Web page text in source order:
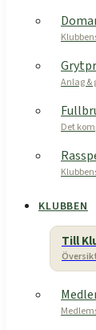
Anlag &
Det
KLUBBEN
Till